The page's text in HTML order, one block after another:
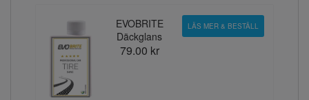
EVOBRITE
Däckglans
79.00 kr
LÄS MER & BESTÄLL